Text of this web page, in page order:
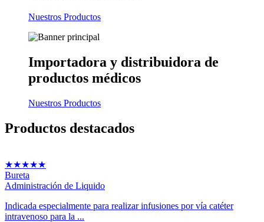
Nuestros Productos
Importadora y distribuidora de
productos médicos
Nuestros Productos
Productos destacados
★★★★★
Bureta
Administración de Liquido
Indicada especialmente para realizar infusiones por vía catéter
intravenoso para la ...